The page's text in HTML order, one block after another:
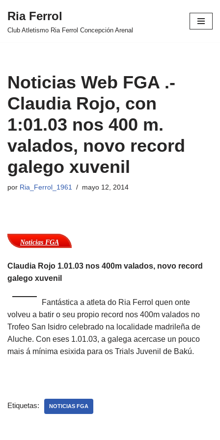
Saltar
Ria Ferrol
Club Atletismo Ria Ferrol Concepción Arenal
Noticias Web FGA .-
Claudia Rojo, con
1:01.03 nos 400 m.
valados, novo record
galego xuvenil
por Ria_Ferrol_1961 mayo 12, 2014
Noticias FGA
Claudia Rojo 1.01.03 nos 400m valados, novo record
galego xuvenil
Fantástica a atleta do Ria Ferrol quen onte
volveu a batir o seu propio record nos 400m valados no
Trofeo San Isidro celebrado na localidade madrileña de
Aluche. Con eses 1.01.03, a galega acercase un pouco
mais á mínima esixida para os Trials Juvenil de Bakú.
Etiquetas: NOTICIAS FGA